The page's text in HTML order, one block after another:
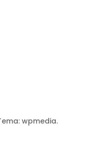
wpmedia.